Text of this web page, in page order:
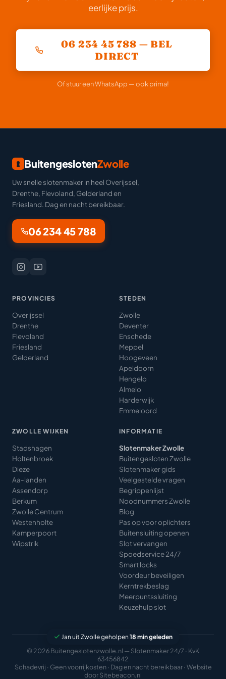
eerlijke prijs.
06 234 45 788 — BEL
DIRECT
Of stuur een WhatsApp — ook prima!
BuitengeslotenZwolle
Uw snelle slotenmaker in heel Overijssel,
Drenthe, Flevoland, Gelderland en
Friesland. Dag en nacht bereikbaar.
06 234 45 788
PROVINCIES
Overijssel
Drenthe
Flevoland
Friesland
Gelderland
STEDEN
Zwolle
Deventer
Enschede
Meppel
Hoogeveen
Apeldoorn
Hengelo
Almelo
Harderwijk
Emmeloord
ZWOLLE WIJKEN
Stadshagen
Holtenbroek
Dieze
Aa-landen
Assendorp
Berkum
Zwolle Centrum
Westenholte
Kamperpoort
Wipstrik
INFORMATIE
Slotenmaker Zwolle
Buitengesloten Zwolle
Slotenmaker gids
Veelgestelde vragen
Begrippenlijst
Noodnummers Zwolle
Blog
Pas op voor oplichters
Buitensluiting openen
Slot vervangen
Spoedservice 24/7
Smart locks
Voordeur beveiligen
Kerntrekbeslag
Meerpuntssluiting
Keuzehulp slot
© 2026 Buitengeslotenzwolle.nl — Slotenmaker 24/7 · KvK
63456842
Schadevrij · Geen voorrijkosten · Dag en nacht bereikbaar · Website
doorSitebeacon.nl
Jan uit Zwolle geholpen 18 min geleden